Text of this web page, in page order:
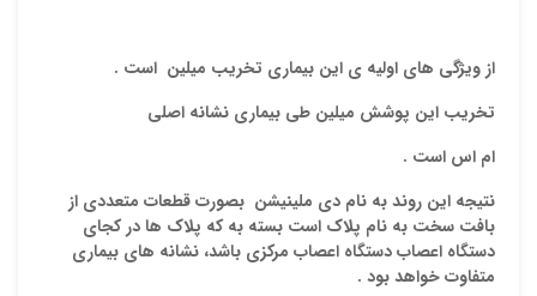
از ويژگي هاي اوليه ي اين بيماري تخريب ميلين است .
تخريب اين پوشش ميلين طي بيماري نشانه اصلي
ام اس است .
نتيجه اين روند به نام دي ملينيشن بصورت قطعات متعددي از
بافت سخت به نام پلاك است بسته به كه پلاك ها در كجاي
دستگاه اعصاب دستگاه اعصاب مركزي باشد، نشانه هاي بيماري
متفاوت خواهد بود .